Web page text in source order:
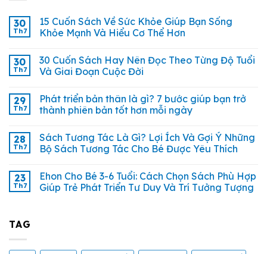
30
Th7
15 Cuốn Sách Về Sức Khỏe Giúp Bạn Sống
Khỏe Mạnh Và Hiểu Cơ Thể Hơn
30
Th7
30 Cuốn Sách Hay Nên Đọc Theo Từng Độ Tuổi
Và Giai Đoạn Cuộc Đời
29
Th7
Phát triển bản thân là gì? 7 bước giúp bạn trở
thành phiên bản tốt hơn mỗi ngày
28
Th7
Sách Tương Tác Là Gì? Lợi Ích Và Gợi Ý Những
Bộ Sách Tương Tác Cho Bé Được Yêu Thích
23
Th7
Ehon Cho Bé 3-6 Tuổi: Cách Chọn Sách Phù Hợp
Giúp Trẻ Phát Triển Tư Duy Và Trí Tưởng Tượng
TAG